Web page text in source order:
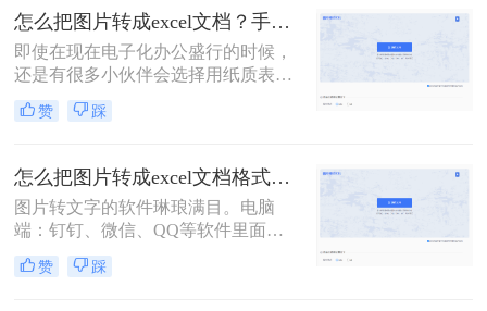
入当然不是一个好办法，这时我们可
以借助一些工具，来将纸质表格拍成
图片，然后再将图片转Excel；那我们
今天就来介绍怎么把图片转成excel的
方法吧！
怎么把图片转成excel文档？手把手教你在线转换
即使在现在电子化办公盛行的时候，
还是有很多小伙伴会选择用纸质表格
来进行数据统计；可还是因为电子化
办公需要后期还需要将表格整理为电
入当然不是一个好办法，这时我们可
以借助一些工具，来将纸质表格拍成
图片，然后再将图片转Excel；那我们
今天就来介绍怎么把图片转成excel文
档的方法吧！
赞 踩
怎么把图片转成excel文档格式？教你几步轻松转换
图片转文字的软件琳琅满目。电脑
端：钉钉、微信、QQ等软件里面都
集成了识图功能；手机端：智能手机
自带识图功能也很方便。虽然图片转
赞 踩